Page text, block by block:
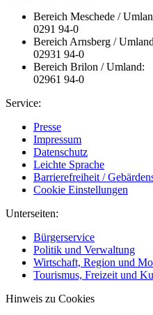
Bereich Meschede /
0291 94-0
Bereich Arnsberg /
02931 94-0
Bereich Brilon / Umland:
02961 94-0
Service:
Presse
Impressum
Datenschutz
Leichte Sprache
Barrierefreiheit /
Cookie Einstellungen
Unterseiten:
Bürgerservice
Politik und Verwaltung
Wirtschaft, Region und
Tourismus, Freizeit und
Hinweis zu Cookies